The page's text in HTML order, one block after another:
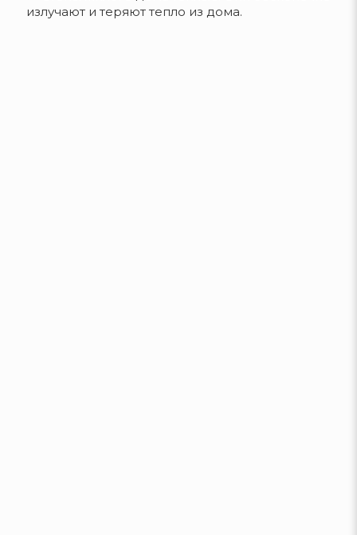
излучают и теряют тепло из дома.